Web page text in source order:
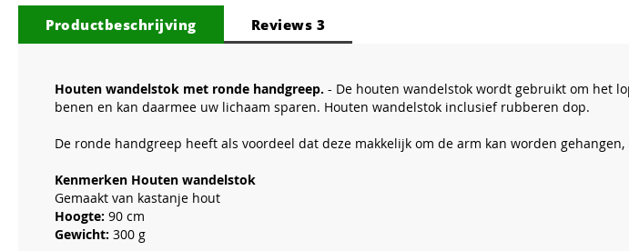
Productbeschrijving
Houten wandelstok met ronde handgreep. - De houten wandelstok wordt gebruikt om het
benen en kan daarmee uw lichaam sparen. Houten wandelstok inclusief rubberen dop.
De ronde handgreep heeft als voordeel dat deze makkelijk om de arm kan worden
Kenmerken Houten wandelstok
Gemaakt van kastanje hout
Hoogte: 90 cm
Gewicht: 300 g
Reviews 3